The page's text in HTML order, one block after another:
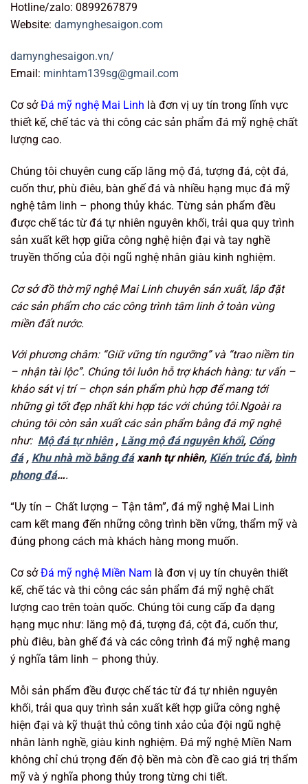
Hotline/zalo: 0899267879
Website: damynghesaigon.com
damynghesaigon.vn/
Email: minhtam139sg@gmail.com
Cơ sởĐá mỹ nghệ Mai Linh là đơn vị uy tín trong lĩnh vực
thiết kế, chế tác và thi công các sản phẩm đá mỹ nghệ chất
lượng cao.
Chúng tôi chuyên cung cấp lăng mộ đá, tượng đá, cột đá,
cuốn thư, phù điêu, bàn ghế đá và nhiều hạng mục đá mỹ
nghệ tâm linh – phong thủy khác. Từng sản phẩm đều
được chế tác từ đá tự nhiên nguyên khối, trải qua quy trình
sản xuất kết hợp giữa công nghệ hiện đại và tay nghề
truyền thống của đội ngũ nghệ nhân giàu kinh nghiệm.
Cơ sở đồ thờ mỹ nghệ Mai Linh chuyên sản xuất, lắp đặt
các sản phẩm cho các công trình tâm linh ở toàn vùng
miền đất nước.
Với phương châm: “Giữ vững tín ngưỡng” và “trao niềm tin
– nhận tài lộc”. Chúng tôi luôn hỗ trợ khách hàng: tư vấn –
khảo sát vị trí – chọn sản phẩm phù hợp để mang tới
những gì tốt đẹp nhất khi hợp tác với chúng tôi.Ngoài ra
chúng tôi còn sản xuất các sản phẩm bằng đá mỹ nghệ
như: Mộ đá tự nhiên, Lăng mộ đá nguyên khối, Cổng
đá, Khu nhà mồ bằng đáxanh tự nhiên, Kiến trúc đá, bình
phong đá….
“Uy tín – Chất lượng – Tận tâm”, đá mỹ nghệ Mai Linh
cam kết mang đến những công trình bền vững, thẩm mỹ và
đúng phong cách mà khách hàng mong muốn.
Cơ sởĐá mỹ nghệ Miền Nam là đơn vị uy tín chuyên thiết
kế, chế tác và thi công các sản phẩm đá mỹ nghệ chất
lượng cao trên toàn quốc. Chúng tôi cung cấp đa dạng
hạng mục như: lăng mộ đá, tượng đá, cột đá, cuốn thư,
phù điêu, bàn ghế đá và các công trình đá mỹ nghệ mang
ý nghĩa tâm linh – phong thủy.
Mỗi sản phẩm đều được chế tác từ đá tự nhiên nguyên
khối, trải qua quy trình sản xuất kết hợp giữa công nghệ
hiện đại và kỹ thuật thủ công tinh xảo của đội ngũ nghệ
nhân lành nghề, giàu kinh nghiệm. Đá mỹ nghệ Miền Nam
không chỉ chú trọng đến độ bền mà còn đề cao giá trị thẩm
mỹ và ý nghĩa phong thủy trong từng chi tiết.